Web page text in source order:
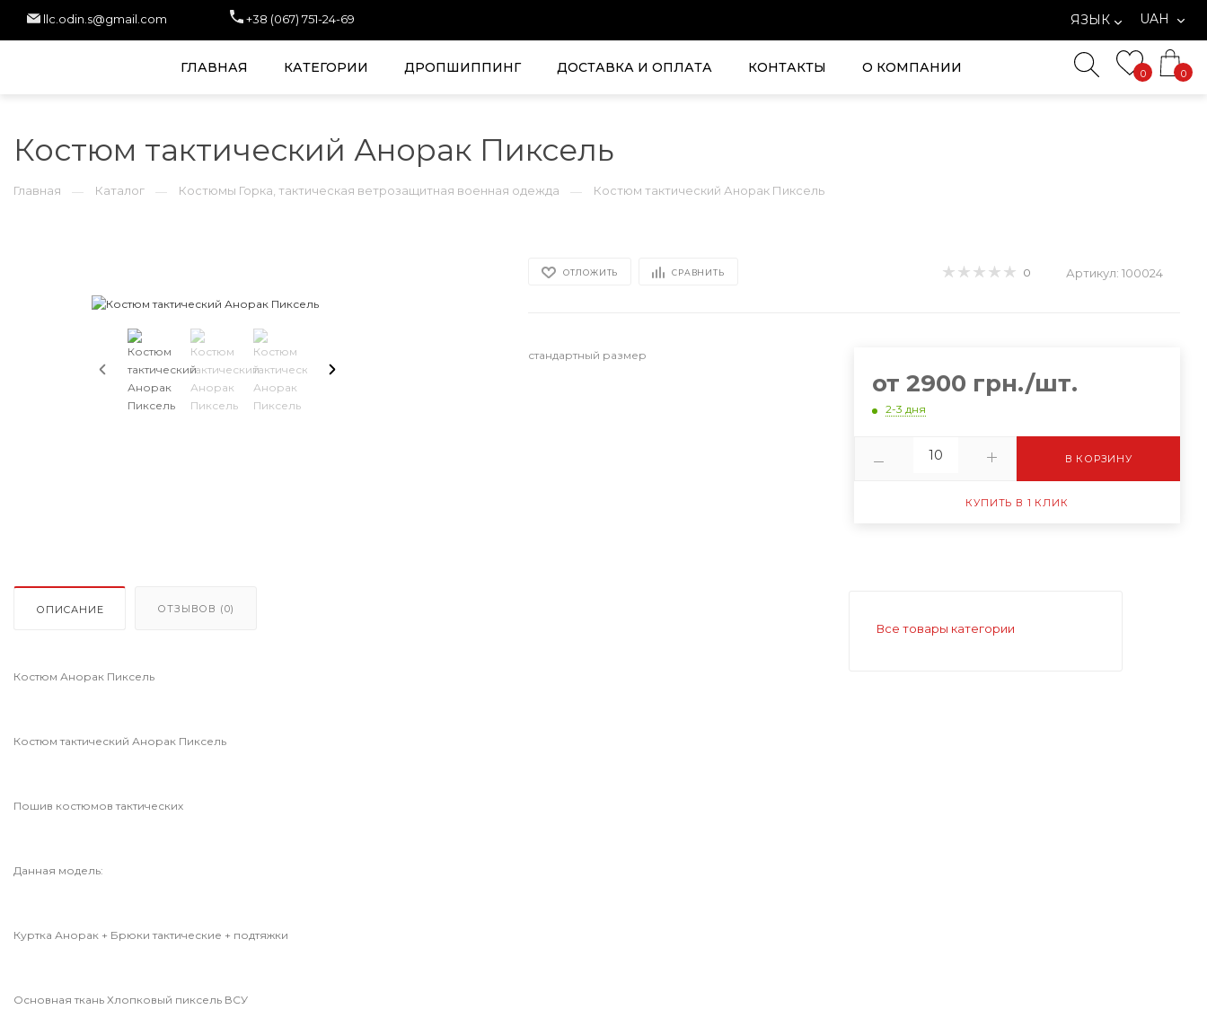
llc.odin.s@gmail.com +38 (067) 751-24-69 ЯЗЫК UAH
ГЛАВНАЯ КАТЕГОРИИ ДРОПШИППИНГ ДОСТАВКА И ОПЛАТА КОНТАКТЫ О КОМПАНИИ 0 0
Костюм тактический Анорак Пиксель
Главная — Каталог — Костюмы Горка, тактическая ветрозащитная военная одежда — Костюм тактический Анорак Пиксель
ОТЛОЖИТЬ СРАВНИТЬ 0 Артикул: 100024
стандартный размер
от 2900 грн./шт.
2-3 дня
В КОРЗИНУ
КУПИТЬ В 1 КЛИК
ОПИСАНИЕ ОТЗЫВОВ (0)
Костюм Анорак Пиксель
Костюм тактический Анорак Пиксель
Пошив костюмов тактических
Данная модель:
Куртка Анорак + Брюки тактические + подтяжки
Основная ткань Хлопковый пиксель ВСУ
Все товары категории